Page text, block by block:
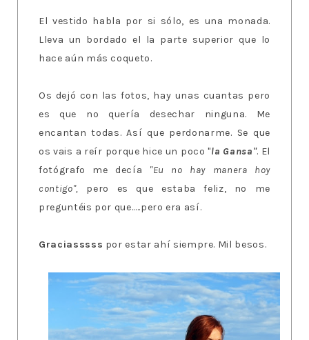
El vestido habla por si sólo, es una monada.
Lleva un bordado el la parte superior que lo
hace aún más coqueto.
Os dejó con las fotos, hay unas cuantas pero
es que no quería desechar ninguna. Me
encantan todas. Así que perdonarme. Se que
os vais a reír porque hice un poco "la Gansa". El
fotógrafo me decía "Eu no hay manera hoy
contigo", pero es que estaba feliz, no me
preguntéis por que.....pero era así.
Graciasssss por estar ahí siempre. Mil besos.